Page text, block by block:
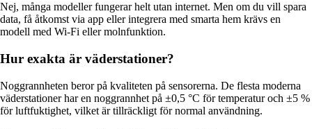
Nej, många modeller fungerar helt utan internet. Men om du vill spara
data, få åtkomst via app eller integrera med smarta hem krävs en
modell med Wi-Fi eller molnfunktion.
Hur exakta är väderstationer?
Noggrannheten beror på kvaliteten på sensorerna. De flesta moderna
väderstationer har en noggrannhet på ±0,5 °C för temperatur och ±5 %
för luftfuktighet, vilket är tillräckligt för normal användning.